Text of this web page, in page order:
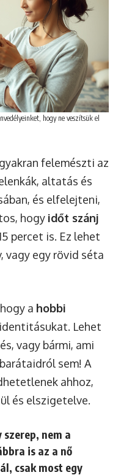
hogy ne veszítsük el
felemészti az
altatás és
és elfelejteni,
hogy időt szánj
percet is. Ez lehet
vagy egy rövid séta
a hobbi
Lehet
vagy bármi, ami
sem! A
ahhoz,
és elszigetelve.
nem a
is az a nő
csak most egy